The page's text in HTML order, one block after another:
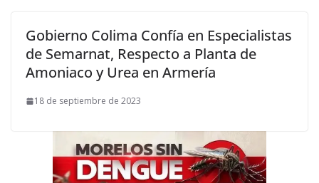
Gobierno Colima Confía en Especialistas
de Semarnat, Respecto a Planta de
Amoniaco y Urea en Armería
18 de septiembre de 2023